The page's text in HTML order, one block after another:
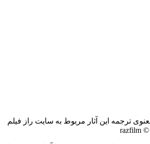
ترجمه این آثار مربوط به سایت راز فیلم